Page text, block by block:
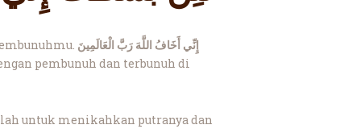
pembunuh dan terbunuh di
untuk menikahkan putranya dan